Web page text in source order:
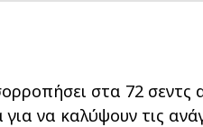
στα 72 σεντς
να καλύψουν τις